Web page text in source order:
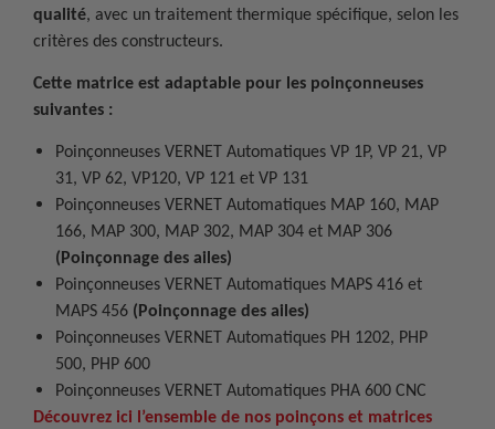
qualité, avec un traitement thermique spécifique, selon les
critères des constructeurs.
Cette matrice est adaptable pour les poinçonneuses
suivantes :
Poinçonneuses VERNET Automatiques VP 1P, VP 21, VP
31, VP 62, VP120, VP 121 et VP 131
Poinçonneuses VERNET Automatiques MAP 160, MAP
166, MAP 300, MAP 302, MAP 304 et MAP 306
(Poinçonnage des ailes)
Poinçonneuses VERNET Automatiques MAPS 416 et
MAPS 456 (Poinçonnage des ailes)
Poinçonneuses VERNET Automatiques PH 1202, PHP
500, PHP 600
Poinçonneuses VERNET Automatiques PHA 600 CNC
Découvrez ici l’ensemble de nos poinçons et matrices